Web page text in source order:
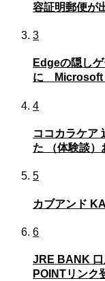
容証明郵便が
3
Edgeの隠し
に Microsoft
4
ココカラケア
た （体験談）
5
カブアンド
6
JRE BANK 口
POINTリンク